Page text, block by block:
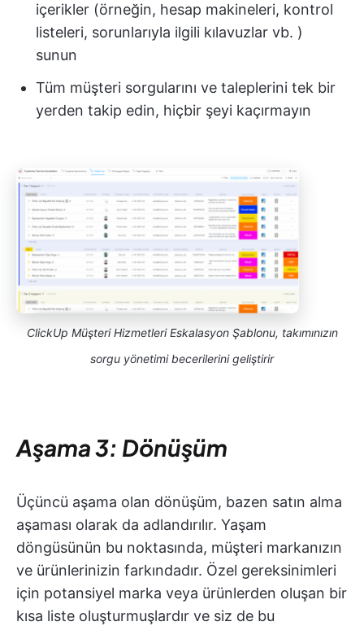
içerikler (örneğin, hesap makineleri, kontrol
listeleri, sorunlarıyla ilgili kılavuzlar vb. )
sunun
Tüm müşteri sorgularını ve taleplerini tek bir
yerden takip edin, hiçbir şeyi kaçırmayın
ClickUp Müşteri Hizmetleri Eskalasyon Şablonu, takımınızın
sorgu yönetimi becerilerini geliştirir
Aşama 3: Dönüşüm
Üçüncü aşama olan dönüşüm, bazen satın alma
aşaması olarak da adlandırılır. Yaşam
döngüsünün bu noktasında, müşteri markanızın
ve ürünlerinizin farkındadır. Özel gereksinimleri
için potansiyel marka veya ürünlerden oluşan bir
kısa liste oluşturmuşlardır ve siz de bu